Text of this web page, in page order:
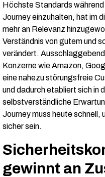
Höchste Standards
Journey einzuhalten, hat im
mehr an Relevanz
Verständnis von gutem und
verändert.
Konzerne wie Amazon,
eine nahezu störungsfreie
und dadurch etabliert sich in
selbstverständliche
Journey muss heute schnell,
sicher sein.
gewinnt an